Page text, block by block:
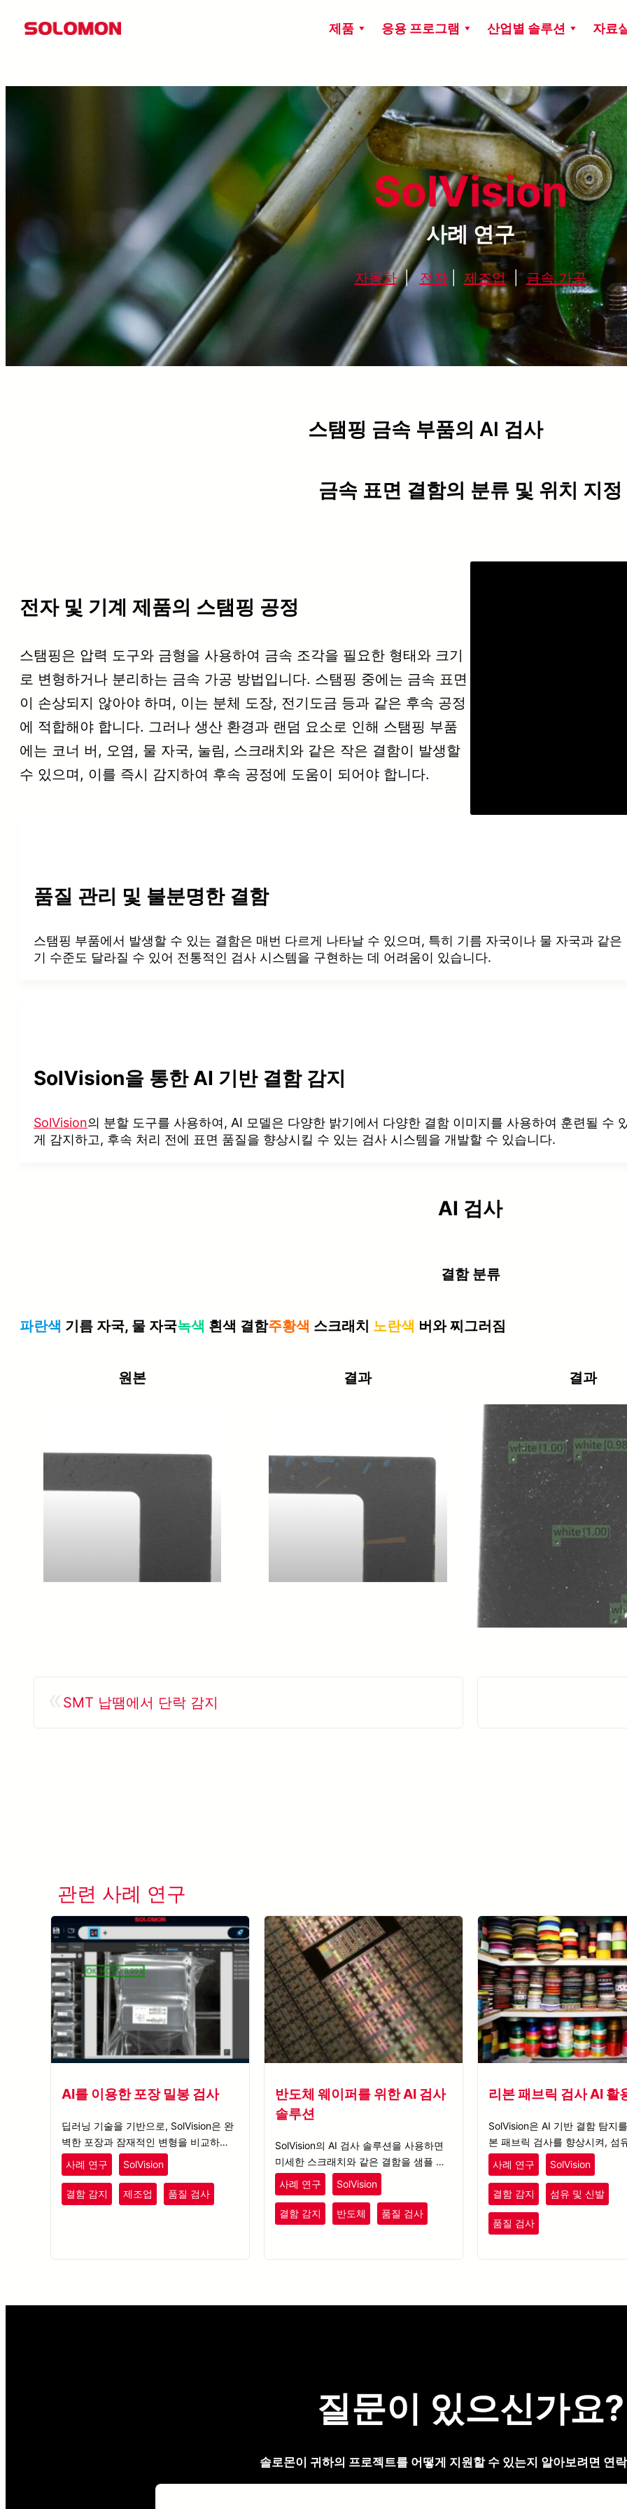
로
제품 응용 프로그램 산업별 솔루션 자료
SolVision
사례 연구
자동차 | 전자 제조업 | 금속 가공
스탬핑 금속 부품의 AI 검사
금속 표면 결함의 분류 및 위치 지정
전자 및 기계 제품의 스탬핑 공정
스탬핑은 압력 도구와 금형을 사용하여 금속 조각을 필요한 형태와 크기
로 변형하거나 분리하는 금속 가공 방법입니다. 스탬핑 중에는 금속 표면
이 손상되지 않아야 하며, 이는 분체 도장, 전기도금 등과 같은 후속 공정
에 적합해야 합니다. 그러나 생산 환경과 랜덤 요소로 인해 스탬핑 부품
에는 코너 버, 오염, 물 자국, 눌림, 스크래치와 같은 작은 결함이 발생할
수 있으며, 이를 즉시 감지하여 후속 공정에 도움이 되어야 합니다.
품질 관리 및 불분명한 결함
스탬핑 부품에서 발생할 수 있는 결함은 매번 다르게 나타날 수 있으며, 특히 기름 자국이나 물 자국과 같
기 수준도 달라질 수 있어 전통적인 검사 시스템을 구현하는 데 어려움이 있습니다.
SolVision을 통한 AI 기반 결함 감지
SolVision의 분할 도구를 사용하여, AI 모델은 다양한 밝기에서 다양한 결함 이미지를 사용하여 훈련될 수
게 감지하고, 후속 처리 전에 표면 품질을 향상시킬 수 있는 검사 시스템을 개발할 수 있습니다.
AI 검사
결함 분류
파란색 기름 자국, 물 자국녹색 흰색 결함주황색 스크래치 노란색 버와 찌그러짐
원본 결과 결과
SMT 납땜에서 단락 감지
관련 사례 연구
AI를 이용한 포장 밀봉 검사
딥러닝 기술을 기반으로, SolVision은 완
벽한 포장과 잠재적인 변형을 비교하여
밀봉이 온전한지 여부를 판단할 수 있습
니다.
사례 연구 SolVision
결함 감지 제조업 품질 검사
반도체 웨이퍼를 위한 AI 검사
솔루션
SolVision의 AI 검사 솔루션을 사용하면
미세한 스크래치와 같은 결함을 샘플 이
미지에서 식별하고 표시하여 AI 모델 학
습에 활용할 수 있습니다.
사례 연구 SolVision
결함 감지 반도체 품질 검사
리본 패브릭 검사 AI 활
SolVision은 AI 기반 결함 탐지
본 패브릭 검사를 향상시켜, 섬
서 색상과 패턴이 있는 리본의
를 보장합니다.
사례 연구 SolVision
결함 감지 섬유 및 신발
품질 검사
질문이 있으신가요?
솔로몬이 귀하의 프로젝트를 어떻게 지원할 수 있는지 알아보려면 연